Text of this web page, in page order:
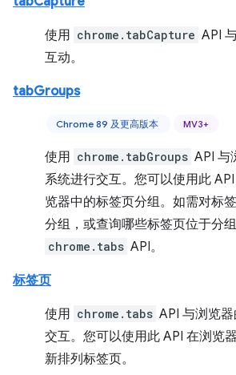
使用 chrome.tabCapture API
互动。
tabGroups
Chrome 89 及更高版本 MV3+
使用 chrome.tabGroups API 与
系统进行交互。您可以使用此
览器中的标签页分组。如需对标
分组，或查询哪些标签页位于分
chrome.tabs API。
标签页
使用 chrome.tabs API 与浏览
交互。您可以使用此 API 在浏览
新排列标签页。